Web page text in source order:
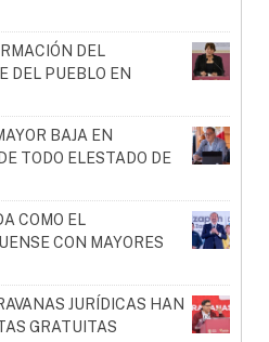
DEL
DEL PUEBLO EN
BAJA EN
TODO ELESTADO DE
COMO EL
CON MAYORES
JURÍDICAS HAN
GRATUITAS